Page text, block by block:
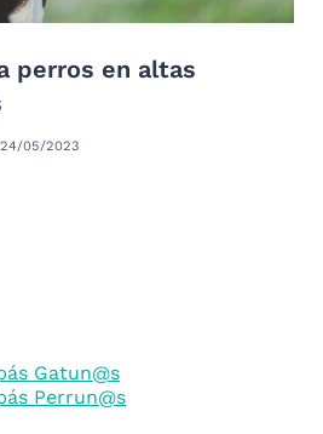
perros en altas
24/05/2023
Gatun@s
Perrun@s